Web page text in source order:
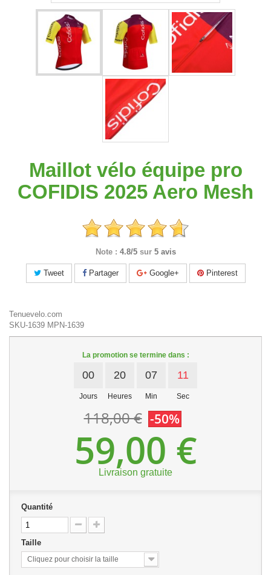
Maillot vélo équipe pro
COFIDIS 2025 Aero Mesh
Note : 4.8/5 sur 5 avis
Tweet Partager Google+ Pinterest
Tenuevelo.com
SKU-1639 MPN-1639
La promotion se termine dans :
00
Jours
20
Heures
07
Min
11
Sec
118,00 € -50%
59,00 €
Livraison gratuite
Quantité
Taille
Cliquez pour choisir la taille